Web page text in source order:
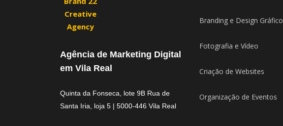
Agência de Marketing Digital
em Vila Real
Quinta da Fonseca, lote 9B Rua de
Santa Iria, loja 5 | 5000-446 Vila Real
Branding e Design Gráfico
Fotografia e Vídeo
Criação de Websites
Organização de Eventos